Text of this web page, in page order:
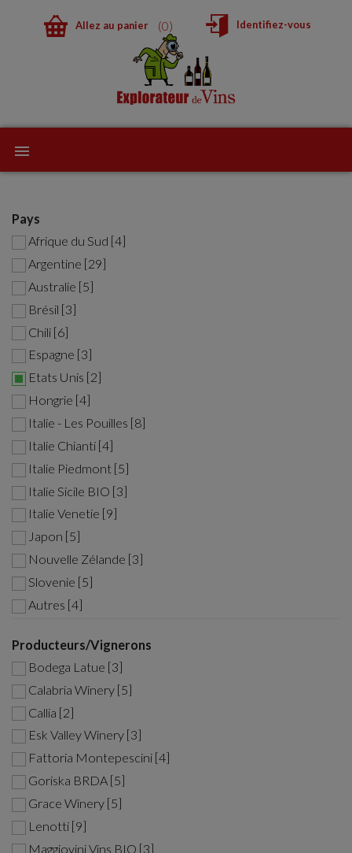
0
Allez au panier Identifiez-vous
Pays
Afrique du Sud [4]
Argentine [29]
Australie [5]
Brésil [3]
Chili [6]
Espagne [3]
Etats Unis [2]
Hongrie [4]
Italie - Les Pouilles [8]
Italie Chianti [4]
Italie Piedmont [5]
Italie Sicile BIO [3]
Italie Venetie [9]
Japon [5]
Nouvelle Zélande [3]
Slovenie [5]
Autres [4]
Producteurs/Vignerons
Bodega Latue [3]
Calabria Winery [5]
Callia [2]
Esk Valley Winery [3]
Fattoria Montepescini [4]
Goriska BRDA [5]
Grace Winery [5]
Lenotti [9]
Maggiovini Vins BIO [3]